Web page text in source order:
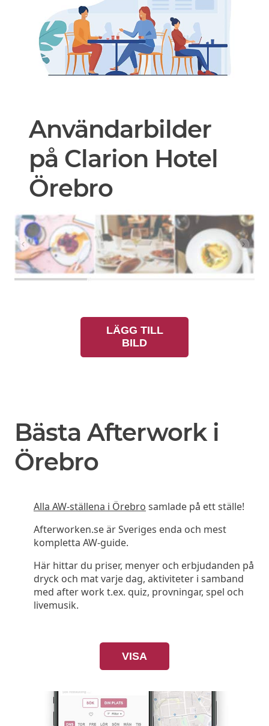
Användarbilder
på Clarion Hotel
Örebro
LÄGG TILL
BILD
Bästa Afterwork i
Örebro
Alla AW-ställena i Örebro samlade på ett ställe!
Afterworken.se är Sveriges enda och mest
kompletta AW-guide.
Här hittar du priser, menyer och erbjudanden på
dryck och mat varje dag, aktiviteter i samband
med after work t.ex. quiz, provningar, spel och
livemusik.
VISA